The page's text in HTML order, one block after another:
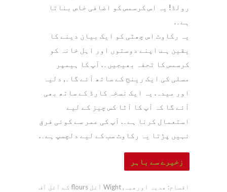
رولڈ! یہ اس کرسمس کو اضافی خاص بناتا
ہے۔.
یہ رکاوٹ اس چھٹی کو ایک بیان دینے کا
یقین ہے. اپنے دوستوں اور اہل خانہ کو
کرسمس کا تحفہ بھیجیں۔. آپ کا ہیمپر
مسلی کی ایک رینج کے ساتھ آئے گا۔, دلیہ
اور میدہ. یہ ایک نسخہ کارڈ کے ساتھ بھی
آئے گا کہ آپ کا آٹا کس چیز کے لیے
استعمال کرنا ہے۔. آپ کی عمر سے کوئی فرق
نہیں پڑتا یہ رکاوٹ سب کے لیے دلچسپ ہے۔.
زخیرے سے باہر
اقسام: ھدیہ اورھبہ ,
Wight آئل flours کے آئل آف